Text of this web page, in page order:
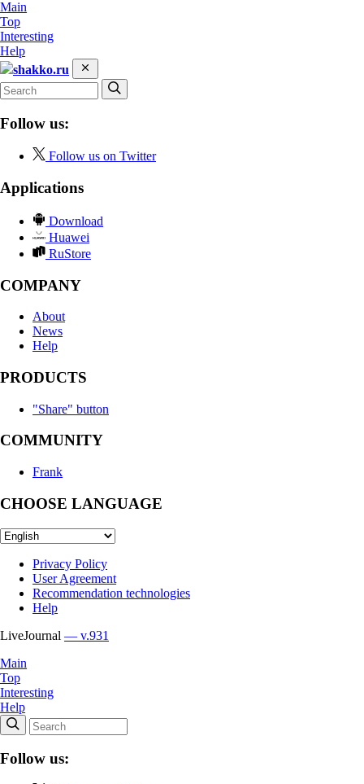
Main
Top
Interesting
Help
shakko.ru
Follow us:
Follow us on Twitter
Applications
Download
Huawei
RuStore
COMPANY
About
News
Help
PRODUCTS
"Share" button
COMMUNITY
Frank
CHOOSE LANGUAGE
Privacy Policy
User Agreement
Recommendation technologies
Help
LiveJournal — v.931
Main
Top
Interesting
Help
Follow us: